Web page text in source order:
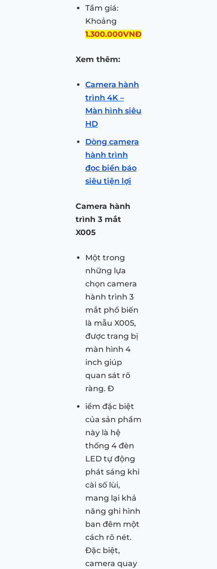
Tầm giá:
Khoảng
1.300.000VNĐ
Xem thêm:
Camera hành
trình 4K –
Màn hình siêu
HD
Dòng camera
hành trình
đọc biển báo
siêu tiện lợi
Camera hành
trình 3 mắt
X005
Một trong
những lựa
chọn camera
hành trình 3
mắt phổ biến
là mẫu X005,
được trang bị
màn hình 4
inch giúp
quan sát rõ
ràng. Đ
iểm đặc biệt
của sản phẩm
này là hệ
thống 4 đèn
LED tự động
phát sáng khi
cài số lùi,
mang lại khả
năng ghi hình
ban đêm một
cách rõ nét.
Đặc biệt,
camera quay